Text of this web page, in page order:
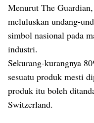
Menurut The
meluluskan undang-
simbol nasional pada
industri.
Sekurang-kurangnya
sesuatu produk mesti
produk itu boleh
Switzerland.